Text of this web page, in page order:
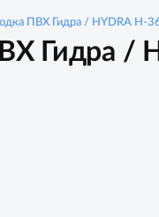
ПВХ Гидра / HYDRA Н-
Гидра